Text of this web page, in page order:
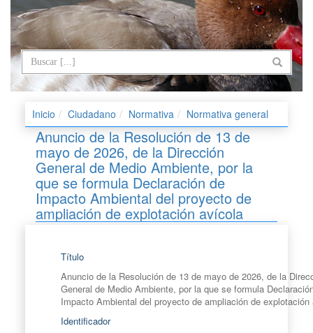
Inicio Ciudadano Normativa Normativa general
Anuncio de la Resolución de 13 de
mayo de 2026, de la Dirección
General de Medio Ambiente, por la
que se formula Declaración de
Impacto Ambiental del proyecto de
ampliación de explotación avícola
Título
Anuncio de la Resolución de 13 de mayo de 2026, de la
General de Medio Ambiente, por la que se formula
Impacto Ambiental del proyecto de ampliación de
Identificador